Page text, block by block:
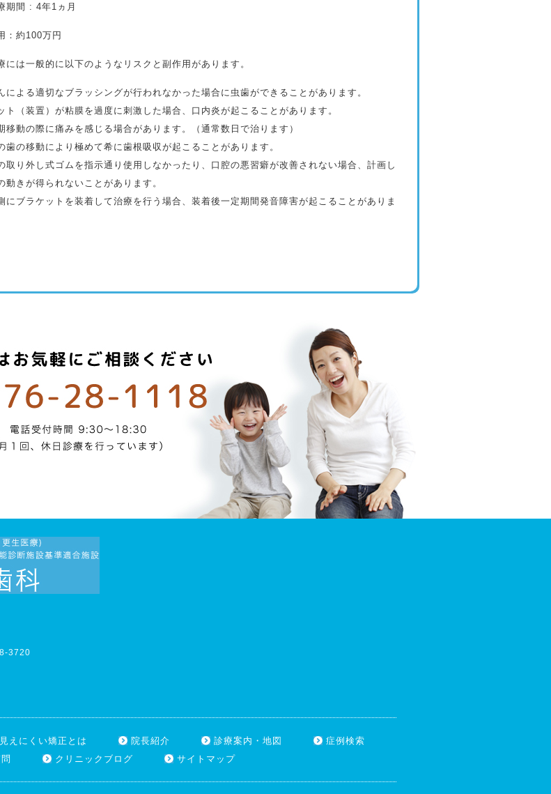
期間 : 4年1ヵ月
：約100万円
は一般的に以下のようなリスクと副作用があります。
による適切なブラッシングが行われなかった場合に虫歯ができることがあります。
ト（装置）が粘膜を過度に刺激した場合、口内炎が起こることがあります。
移動の際に痛みを感じる場合があります。（通常数日で治ります）
歯の移動により極めて希に歯根吸収が起こることがあります。
取り外し式ゴムを指示通り使用しなかったり、口腔の悪習癖が改善されない場合、計画し
動きが得られないことがあります。
にブラケットを装着して治療を行う場合、装着後一定期間発音障害が起こることがありま
3720
見えにくい矯正とは 院長紹介 診療案内・地図
症例検索
クリニックブログ サイトマップ